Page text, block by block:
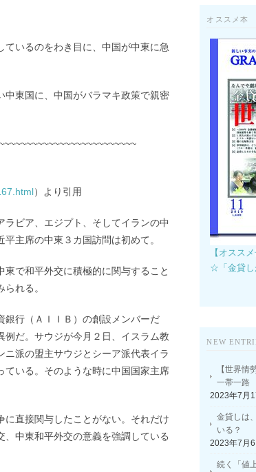
いるのをわき目に、中国が中東に急
中東国に、中国がバラマキ政策で親密
）より引用
ビア、エジプト、そしてイランの中
主席の中東３カ国訪問は初めて。
で和平外交に積極的に関与すること
れる。
銀行（ＡＩＩＢ）の創設メンバーだ
だ。サウジが今月２日、イスラム教
派の盟主サウジとシーア派代表イラ
ている。そのような時に中国国家主席
直接関与したことがない。それだけ
中東和平外交の意義を強調している
オススメ本
【オスス
☆「金貸し
NEW
【世界情
一帯一路
2023年7月
金貸しは
いる？
2023年7月6
続く「値